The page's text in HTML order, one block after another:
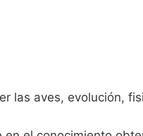
las aves, evolución,